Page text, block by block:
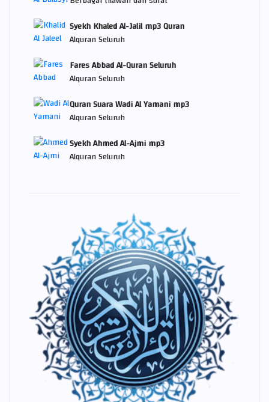
Syekh Khaled Al-Jalil mp3 Quran
Alquran Seluruh
Fares Abbad Al-Quran Seluruh
Alquran Seluruh
Quran Suara Wadi Al Yamani mp3
Alquran Seluruh
Syekh Ahmed Al-Ajmi mp3
Alquran Seluruh